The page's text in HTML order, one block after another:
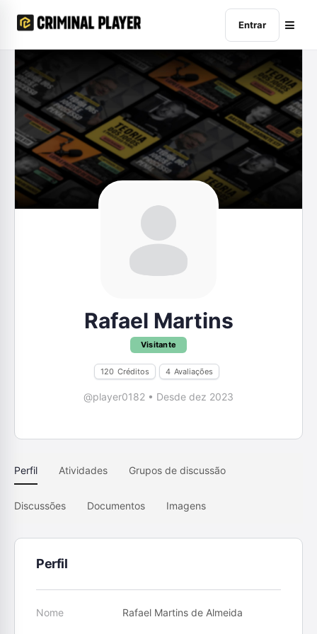
Entrar
Rafael Martins
Visitante
120 Créditos 4 Avaliações
@player0182 • Desde dez 2023
Perfil Atividades Grupos de discussão
Discussões Documentos Imagens
Perfil
Nome Rafael Martins de Almeida